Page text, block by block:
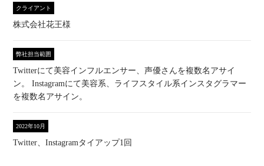
クライアント
株式会社花王様
弊社担当範囲
Twitterにて美容インフルエンサー、声優さんを複数名アサイ
ン。 Instagramにて美容系、ライフスタイル系インスタグラマー
を複数名アサイン。
2022年10月
Twitter、Instagramタイアップ1回